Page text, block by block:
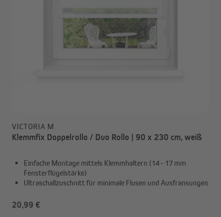
VICTORIA M
Klemmfix Doppelrollo / Duo Rollo | 90 x 230 cm, weiß
Einfache Montage mittels Klemmhaltern (14 - 17 mm
Fensterflügelstärke)
Ultraschallzuschnitt für minimale Flusen und Ausfransungen
20,99 €